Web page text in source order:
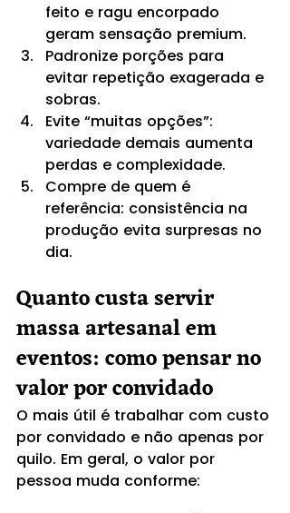
feito e ragu encorpado
geram sensação premium.
Padronize porções para
evitar repetição exagerada e
sobras.
Evite “muitas opções”:
variedade demais aumenta
perdas e complexidade.
Compre de quem é
referência: consistência na
produção evita surpresas no
dia.
Quanto custa servir
massa artesanal em
eventos: como pensar no
valor por convidado
O mais útil é trabalhar com custo
por convidado e não apenas por
quilo. Em geral, o valor por
pessoa muda conforme: